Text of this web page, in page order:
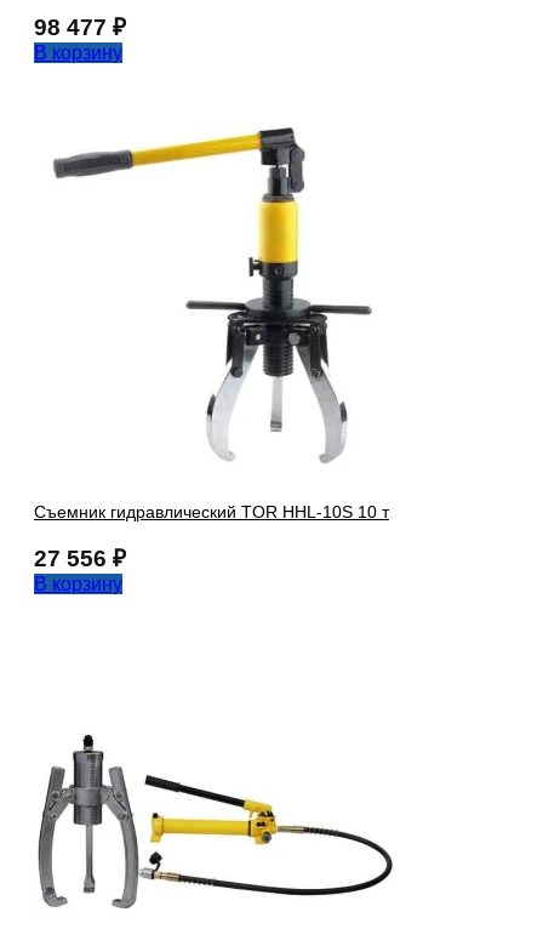
98 477 ₽
В корзину
Съемник гидравлический TOR HHL-10S 10 т
27 556 ₽
В корзину